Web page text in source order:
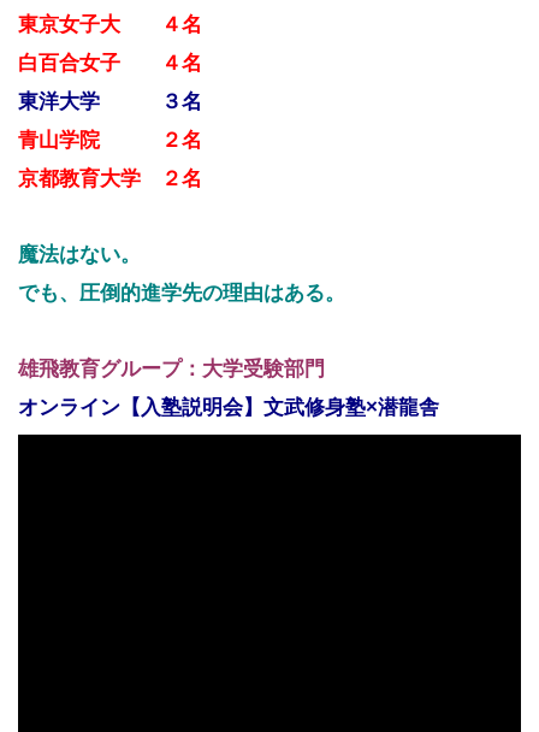
東京女子大 ４名
白百合女子 ４名
東洋大学 ３名
青山学院 ２名
京都教育大学 ２名
魔法はない。
でも、圧倒的進学先の理由はある。
雄飛教育グループ：大学受験部門
オンライン【入塾説明会】文武修身塾×潜龍舎